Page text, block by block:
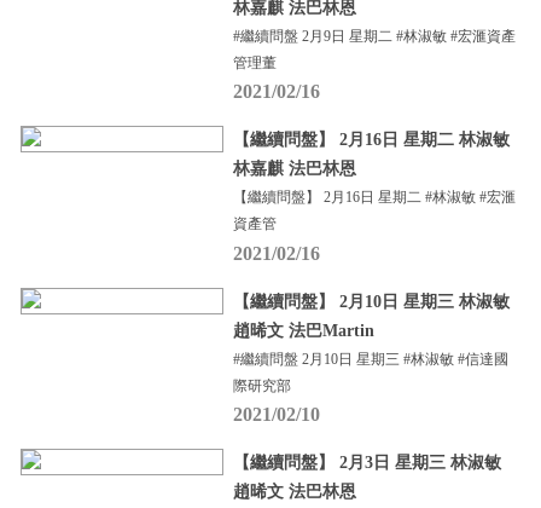
林嘉麒 法巴林恩
#繼續問盤 2月9日 星期二 #林淑敏 #宏滙資產
管理董
2021/02/16
【繼續問盤】 2月16日 星期二 林淑敏
林嘉麒 法巴林恩
【繼續問盤】 2月16日 星期二 #林淑敏 #宏滙
資產管
2021/02/16
【繼續問盤】 2月10日 星期三 林淑敏
趙晞文 法巴Martin
#繼續問盤 2月10日 星期三 #林淑敏 #信達國
際研究部
2021/02/10
【繼續問盤】 2月3日 星期三 林淑敏
趙晞文 法巴林恩